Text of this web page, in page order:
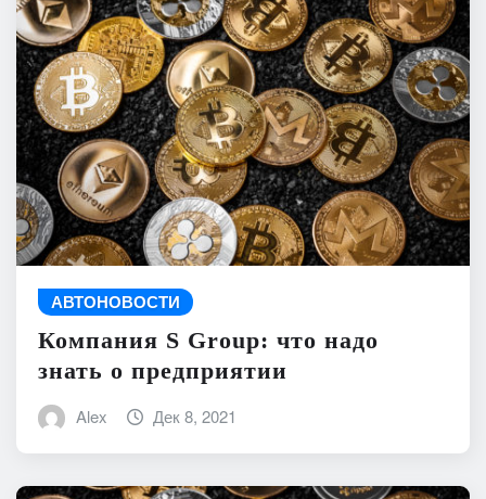
АВТОНОВОСТИ
Компания S Group: что надо
знать о предприятии
Alex Дек 8, 2021